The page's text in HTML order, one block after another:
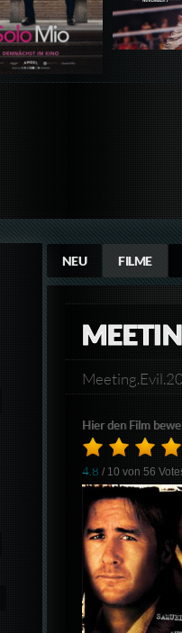
NEU FILME
Hier den Film
4.8 / 10 von56